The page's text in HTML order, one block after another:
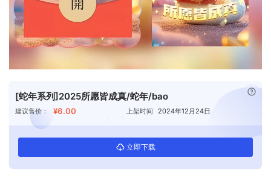
[蛇年系列]2025所愿皆成真/蛇年/bao
建议售价： ¥6.00 上架时间 2024年12月24日
立即下载
已